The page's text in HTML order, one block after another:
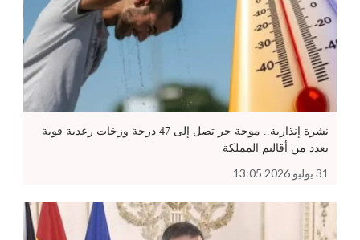
نشرة إنذارية.. موجة حر تصل إلى 47 درجة وزخات رعدية قوية
بعدد من أقاليم المملكة
31 يوليو 2026 13:05